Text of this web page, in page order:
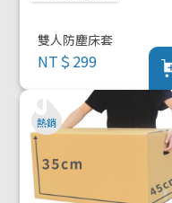
雙人防塵床套
NT＄299